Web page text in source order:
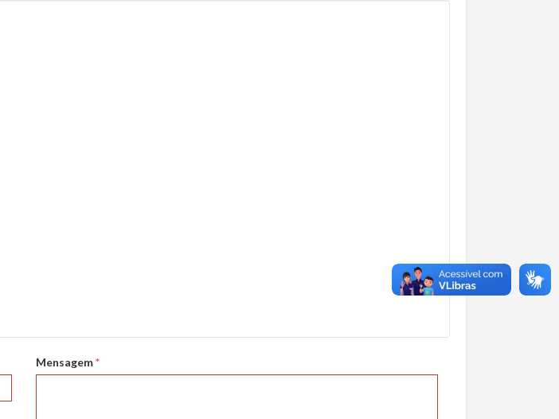
Mensagem*